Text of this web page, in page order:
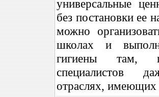
универсальные
без постановки ее
можно
школах и
гигиены там,
специалистов
отраслях, имеющих